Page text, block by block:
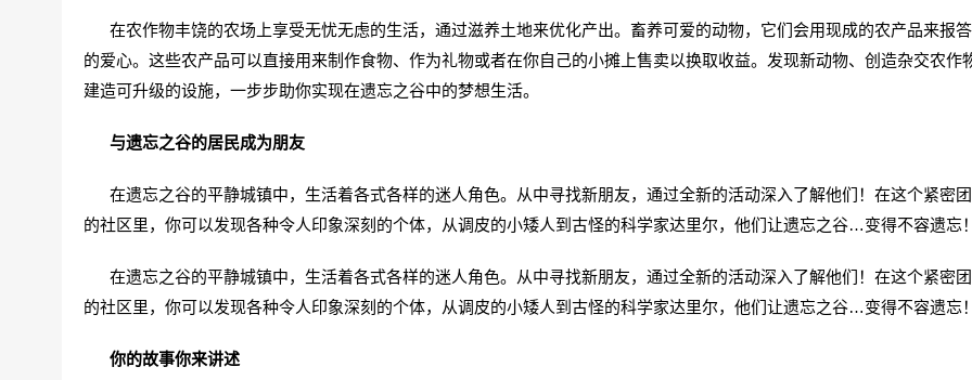
在农作物丰饶的农场上享受无忧无虑的生活，通过滋养土地来优化产出。畜养可爱的动物，它们会用现成的农产品来报
的爱心。这些农产品可以直接用来制作食物、作为礼物或者在你自己的小摊上售卖以换取收益。发现新动物、创造杂交农作
建造可升级的设施，一步步助你实现在遗忘之谷中的梦想生活。
与遗忘之谷的居民成为朋友
在遗忘之谷的平静城镇中，生活着各式各样的迷人角色。从中寻找新朋友，通过全新的活动深入了解他们！在这个紧密
的社区里，你可以发现各种令人印象深刻的个体，从调皮的小矮人到古怪的科学家达里尔，他们让遗忘之谷…变得不容遗忘
在遗忘之谷的平静城镇中，生活着各式各样的迷人角色。从中寻找新朋友，通过全新的活动深入了解他们！在这个紧密
的社区里，你可以发现各种令人印象深刻的个体，从调皮的小矮人到古怪的科学家达里尔，他们让遗忘之谷…变得不容遗忘
你的故事你来讲述